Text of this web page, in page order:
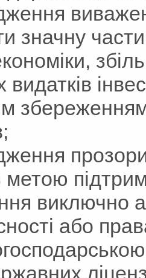
значну
метою
виключно
або